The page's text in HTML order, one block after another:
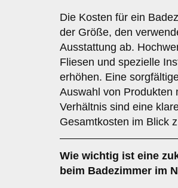
Die Kosten für ein
der Größe, den
Ausstattung ab.
Fliesen und spezielle
erhöhen. Eine
Auswahl von Produkten
Verhältnis sind eine
Gesamtkosten im Blick
Wie wichtig ist eine
beim Badezimmer im